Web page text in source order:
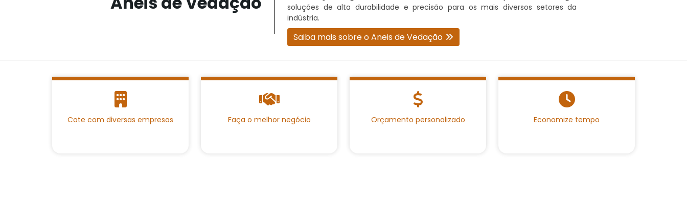
soluções de alta durabilidade e precisão para os mais diversos setores da
indústria.
Saiba mais sobre o Aneis de Vedação
Cote com diversas empresas Faça o melhor negócio Orçamento personalizado Economize tempo